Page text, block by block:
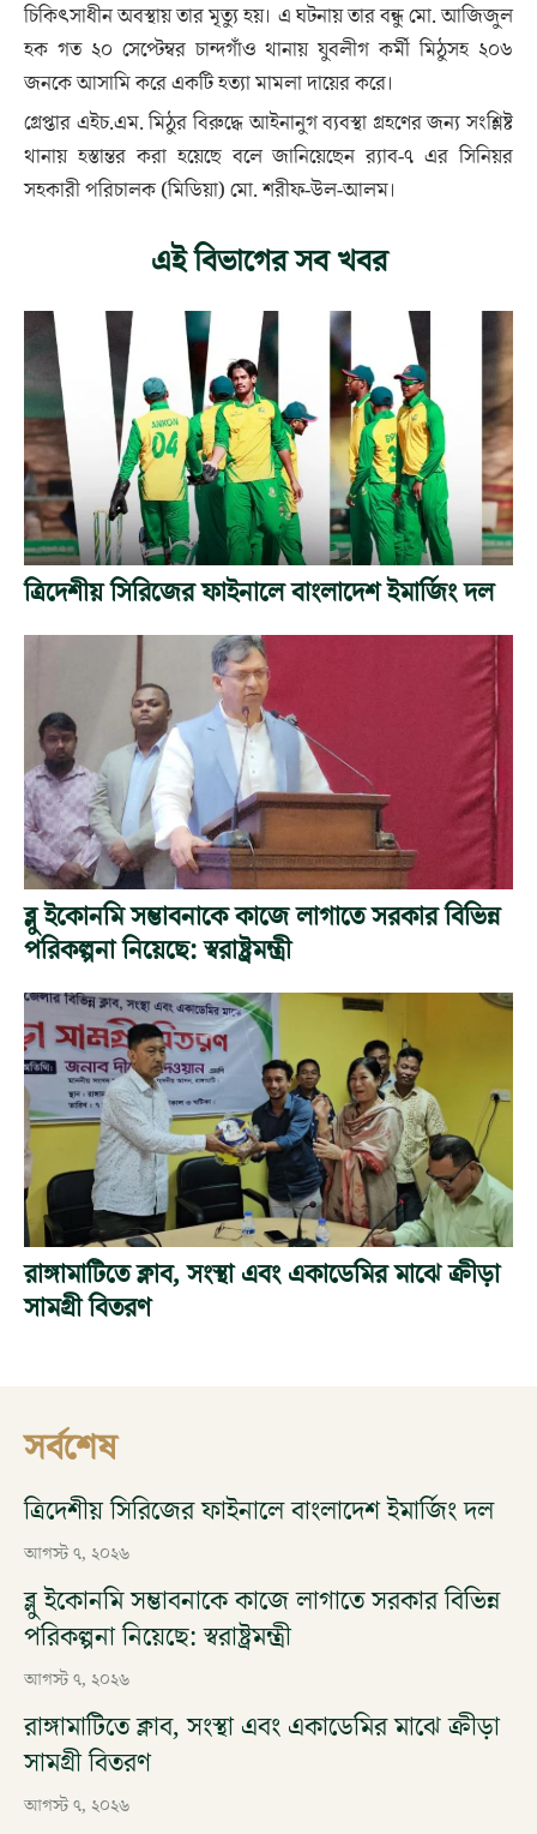
চিকিৎসাধীন অবস্থায় তার মৃত্যু হয়। এ ঘটনায় তার বন্ধু মো. আজিজুল
হক গত ২০ সেপ্টেম্বর চান্দগাঁও থানায় যুবলীগ কর্মী মিঠুসহ ২০৬
জনকে আসামি করে একটি হত্যা মামলা দায়ের করে।
গ্রেপ্তার এইচ.এম. মিঠুর বিরুদ্ধে আইনানুগ ব্যবস্থা গ্রহণের জন্য সংশ্লিষ্ট
থানায় হস্তান্তর করা হয়েছে বলে জানিয়েছেন র‍্যাব-৭ এর সিনিয়র
সহকারী পরিচালক (মিডিয়া) মো. শরীফ-উল-আলম।
এই বিভাগের সব খবর
ত্রিদেশীয় সিরিজের ফাইনালে বাংলাদেশ ইমার্জিং দল
ব্লু ইকোনমি সম্ভাবনাকে কাজে লাগাতে সরকার বিভিন্ন
পরিকল্পনা নিয়েছে: স্বরাষ্ট্রমন্ত্রী
রাঙ্গামাটিতে ক্লাব, সংস্থা এবং একাডেমির মাঝে ক্রীড়া
সামগ্রী বিতরণ
সর্বশেষ
ত্রিদেশীয় সিরিজের ফাইনালে বাংলাদেশ ইমার্জিং দল
আগস্ট ৭, ২০২৬
ব্লু ইকোনমি সম্ভাবনাকে কাজে লাগাতে সরকার বিভিন্ন
পরিকল্পনা নিয়েছে: স্বরাষ্ট্রমন্ত্রী
আগস্ট ৭, ২০২৬
রাঙ্গামাটিতে ক্লাব, সংস্থা এবং একাডেমির মাঝে ক্রীড়া
সামগ্রী বিতরণ
আগস্ট ৭, ২০২৬